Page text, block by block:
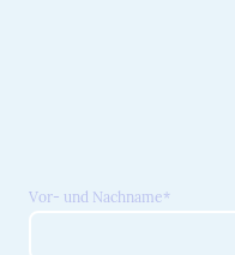
Vor- und Nachname*